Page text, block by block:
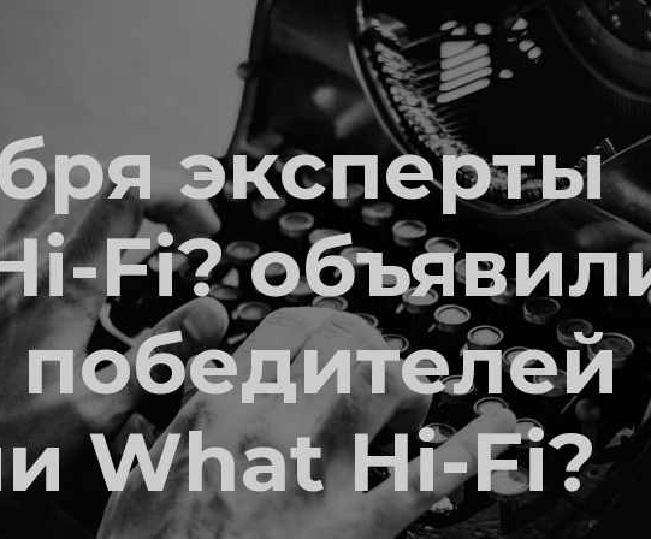
эксперты
Fi?
What Hi-Fi?